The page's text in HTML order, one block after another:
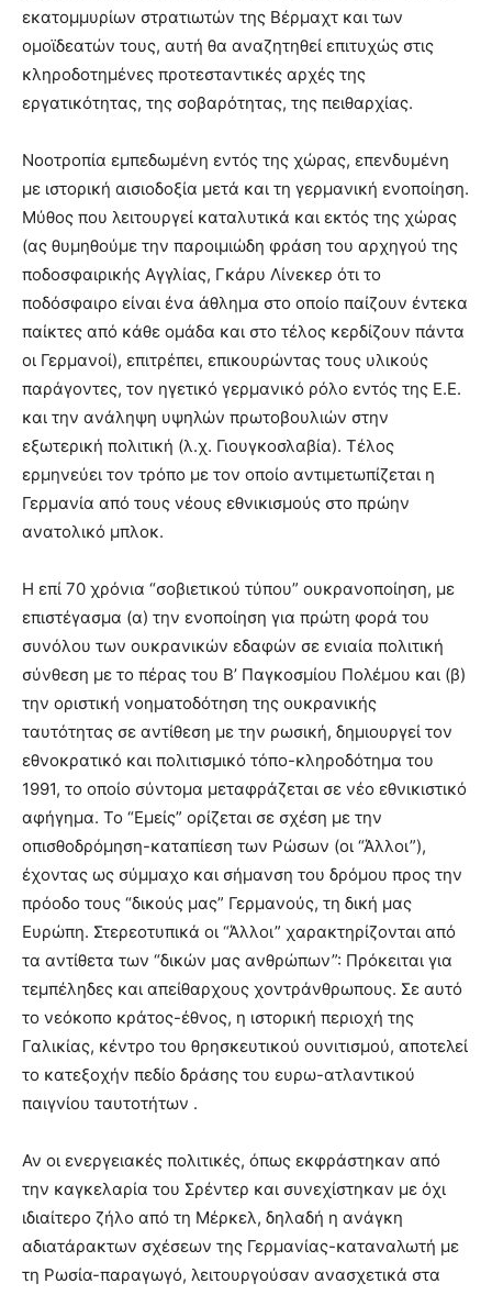
εκατομμυρίων στρατιωτών της Βέρμαχτ και των
ομοϊδεατών τους, αυτή θα αναζητηθεί επιτυχώς στις
κληροδοτημένες προτεσταντικές αρχές της
εργατικότητας, της σοβαρότητας, της πειθαρχίας.
Νοοτροπία εμπεδωμένη εντός της χώρας, επενδυμένη
με ιστορική αισιοδοξία μετά και τη γερμανική ενοποίηση.
Μύθος που λειτουργεί καταλυτικά και εκτός της χώρας
(ας θυμηθούμε την παροιμιώδη φράση του αρχηγού της
ποδοσφαιρικής Αγγλίας, Γκάρυ Λίνεκερ ότι το
ποδόσφαιρο είναι ένα άθλημα στο οποίο παίζουν έντεκα
παίκτες από κάθε ομάδα και στο τέλος κερδίζουν πάντα
οι Γερμανοί), επιτρέπει, επικουρώντας τους υλικούς
παράγοντες, τον ηγετικό γερμανικό ρόλο εντός της Ε.Ε.
και την ανάληψη υψηλών πρωτοβουλιών στην
εξωτερική πολιτική (λ.χ. Γιουγκοσλαβία). Τέλος
ερμηνεύει τον τρόπο με τον οποίο αντιμετωπίζεται η
Γερμανία από τους νέους εθνικισμούς στο πρώην
ανατολικό μπλοκ.
Η επί 70 χρόνια “σοβιετικού τύπου” ουκρανοποίηση, με
επιστέγασμα (α) την ενοποίηση για πρώτη φορά του
συνόλου των ουκρανικών εδαφών σε ενιαία πολιτική
σύνθεση με το πέρας του Β’ Παγκοσμίου Πολέμου και (β)
την οριστική νοηματοδότηση της ουκρανικής
ταυτότητας σε αντίθεση με την ρωσική, δημιουργεί τον
εθνοκρατικό και πολιτισμικό τόπο-κληροδότημα του
1991, το οποίο σύντομα μεταφράζεται σε νέο εθνικιστικό
αφήγημα. Το “Εμείς” ορίζεται σε σχέση με την
οπισθοδρόμηση-καταπίεση των Ρώσων (οι “Άλλοι”),
έχοντας ως σύμμαχο και σήμανση του δρόμου προς την
πρόοδο τους “δικούς μας” Γερμανούς, τη δική μας
Ευρώπη. Στερεοτυπικά οι “Άλλοι” χαρακτηρίζονται από
τα αντίθετα των “δικών μας ανθρώπων”: Πρόκειται για
τεμπέληδες και απείθαρχους χοντράνθρωπους. Σε αυτό
το νεόκοπο κράτος-έθνος, η ιστορική περιοχή της
Γαλικίας, κέντρο του θρησκευτικού ουνιτισμού, αποτελεί
το κατεξοχήν πεδίο δράσης του ευρω-ατλαντικού
παιγνίου ταυτοτήτων .
Αν οι ενεργειακές πολιτικές, όπως εκφράστηκαν από
την καγκελαρία του Σρέντερ και συνεχίστηκαν με όχι
ιδιαίτερο ζήλο από τη Μέρκελ, δηλαδή η ανάγκη
αδιατάρακτων σχέσεων της Γερμανίας-καταναλωτή με
τη Ρωσία-παραγωγό, λειτουργούσαν ανασχετικά στα